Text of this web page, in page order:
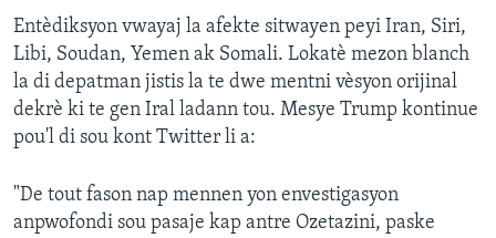
Entèdiksyon vwayaj la afekte sitwayen peyi Iran, Siri,
Libi, Soudan, Yemen ak Somali. Lokatè mezon blanch
la di depatman jistis la te dwe mentni vèsyon orijinal
dekrè ki te gen Iral ladann tou. Mesye Trump kontinue
pou'l di sou kont Twitter li a:
"De tout fason nap mennen yon envestigasyon
anpwofondi sou pasaje kap antre Ozetazini, paske